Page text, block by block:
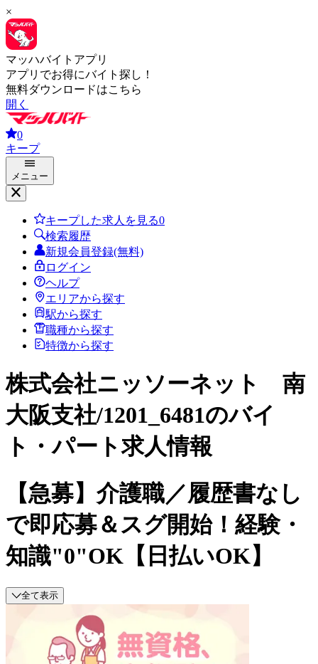
×
マッハバイトアプリ
アプリでお得にバイト探し！
無料ダウンロードはこちら
開く
0
キープ
メニュー
キープした求人を見る0
検索履歴
新規会員登録(無料)
ログイン
ヘルプ
エリアから探す
駅から探す
職種から探す
特徴から探す
株式会社ニッソーネット 南
大阪支社/1201_6481のバイ
ト・パート求人情報
【急募】介護職／履歴書なし
で即応募＆スグ開始！経験・
知識"0"OK【日払いOK】
全て表示